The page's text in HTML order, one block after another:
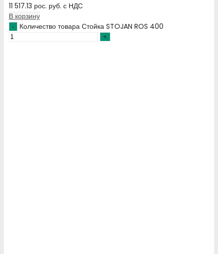
11 517.13 рос. руб. с НДС
В корзину
Количество товара Стойка STOJAN ROS 400